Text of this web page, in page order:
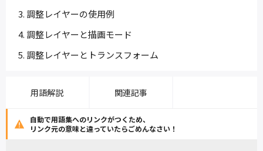
調整レイヤーの使用例
調整レイヤーと描画モード
調整レイヤーとトランスフォーム
用語解説 関連記事
自動で用語集へのリンクがつくため、
リンク元の意味と違っていたらごめんなさい！